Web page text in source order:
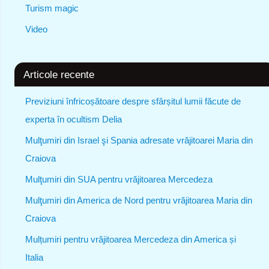
Turism magic
Video
Articole recente
Previziuni înfricoșătoare despre sfârșitul lumii făcute de
experta în ocultism Delia
Mulţumiri din Israel şi Spania adresate vrăjitoarei Maria din
Craiova
Mulţumiri din SUA pentru vrăjitoarea Mercedeza
Mulţumiri din America de Nord pentru vrăjitoarea Maria din
Craiova
Mulțumiri pentru vrăjitoarea Mercedeza din America și
Italia